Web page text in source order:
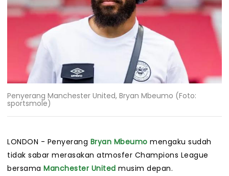
Penyerang Manchester United, Bryan Mbeumo (Foto:
sportsmole)
LONDON - Penyerang Bryan Mbeumo mengaku sudah
tidak sabar merasakan atmosfer Champions League
bersama Manchester United musim depan.